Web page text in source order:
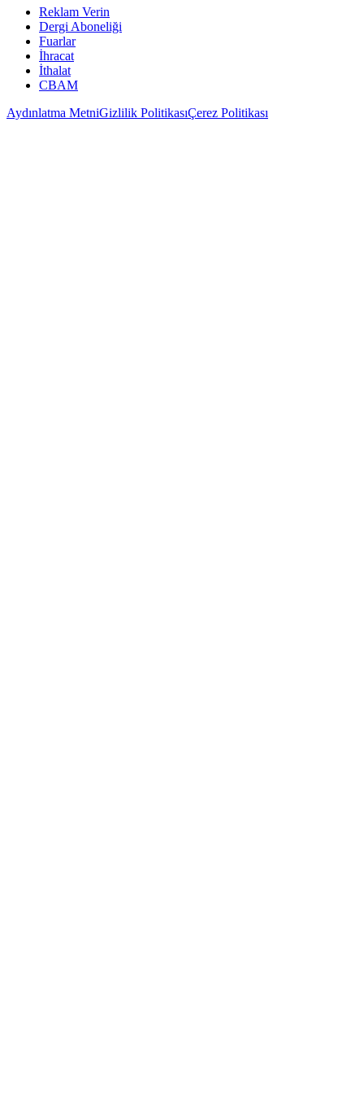
Reklam Verin
Dergi Aboneliği
Fuarlar
İhracat
İthalat
CBAM
Aydınlatma MetniGizlilik PolitikasıÇerez Politikası